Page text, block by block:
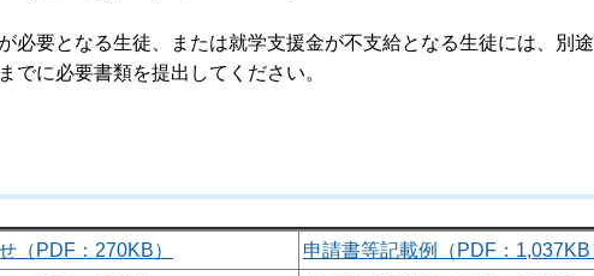
必要となる生徒、または就学支援金が不支給となる生徒には、別
でに必要書類を提出してください。
（PDF：270KB）
申請書等記載例（PDF：1,037KB